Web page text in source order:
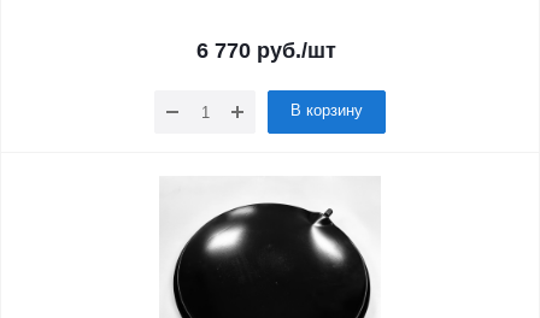
6 770руб./шт
В корзину